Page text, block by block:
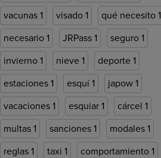
vacunas 1 visado 1 qué necesito 1
necesario 1 JRPass 1 seguro 1
invierno 1 nieve 1 deporte 1
estaciones 1 esquí1 japow 1
vacaciones 1 esquiar 1 cárcel 1
multas 1 sanciones 1 modales 1
reglas 1 taxi 1 comportamiento 1